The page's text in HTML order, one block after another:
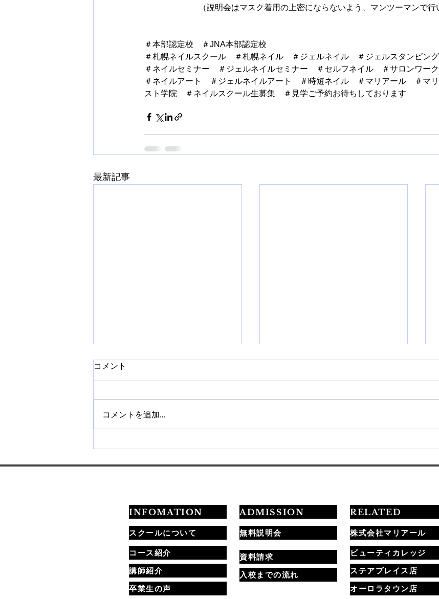
（説明会はマスク着用の上密にならないよう、マンツーマンで行
＃本部認定校　＃JNA本部認定校
＃札幌ネイルスクール　＃札幌ネイル　＃ジェルネイル　＃ジェルスタンピング
＃ネイルセミナー　＃ジェルネイルセミナー　＃セルフネイル　＃サロンワーク
＃ネイルアート　＃ジェルネイルアート　＃時短ネイル　＃マリアール　＃マ
スト学院　＃ネイルスクール生募集　＃見学ご予約お待ちしております
最新記事
法まで学べます
コメント
コメントを追加…
INFOMATION
スクールについて
コース紹介
講師紹介
卒業生の声
ADMISSION
無料説明会
資料請求
入校までの流れ
RELATED
株式会社マリアール
ビューティカレッジ
ステアプレイス店
オーロラタウン店